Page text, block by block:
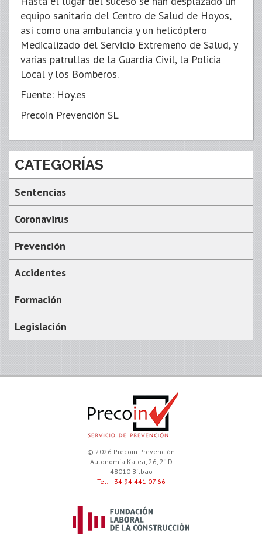
equipo sanitario del Centro de Salud de Hoyos,
así como una ambulancia y un helicóptero
Medicalizado del Servicio Extremeño de Salud, y
varias patrullas de la Guardia Civil, la Policia
Local y los Bomberos.
Fuente: Hoy.es
Precoin Prevención SL
CATEGORÍAS
Sentencias
Coronavirus
Prevención
Accidentes
Formación
Legislación
© 2026 Precoin Prevención
Autonomia Kalea, 26, 2º D
48010 Bilbao
Tel: +34 94 441 07 66